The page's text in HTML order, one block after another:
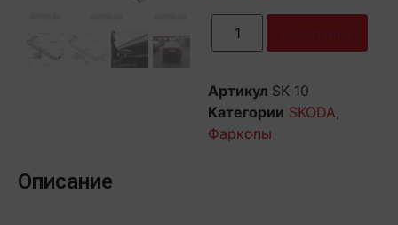
Артикул SK 10
Категории SKODA,
Фаркопы
Описание